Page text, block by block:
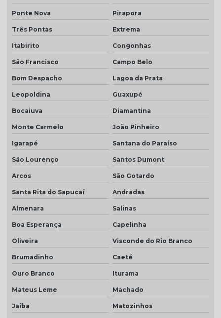
Telha transparente americana quanto custa
Telhas ceramica porcelanato
Telhas coloniais cores
Telhas dupla face
Telhas dupla face branca
Telhas rústicas
Valor da telha americana esmaltada
Ponte Nova Pirapora
Três Pontas Extrema
Itabirito Congonhas
São Francisco Campo Belo
Bom Despacho Lagoa da Prata
Leopoldina Guaxupé
Bocaiuva Diamantina
Monte Carmelo João Pinheiro
Igarapé Santana do Paraíso
São Lourenço Santos Dumont
Arcos São Gotardo
Santa Rita do Sapucaí Andradas
Almenara Salinas
Boa Esperança Capelinha
Oliveira Visconde do Rio Branco
Brumadinho Caeté
Ouro Branco Iturama
Mateus Leme Machado
Jaíba Matozinhos